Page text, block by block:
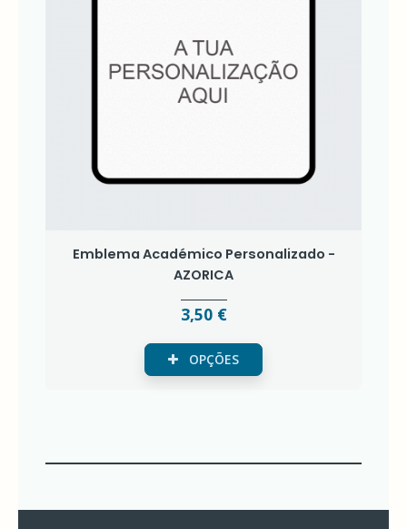
Emblema Académico Personalizado -
AZORICA
3,50 €
OPÇÕES